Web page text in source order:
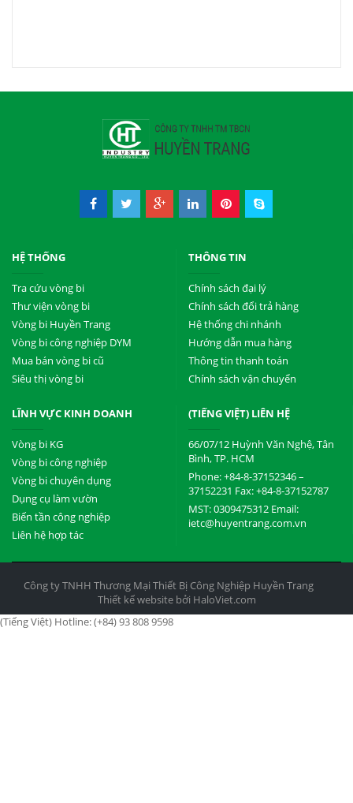
HỆ THỐNG
Tra cứu vòng bi
Thư viện vòng bi
Vòng bi Huyền Trang
Vòng bi công nghiệp DYM
Mua bán vòng bi cũ
Siêu thị vòng bi
THÔNG TIN
Chính sách đại lý
Chính sách đổi trả hàng
Hệ thống chi nhánh
Hướng dẫn mua hàng
Thông tin thanh toán
Chính sách vận chuyển
LĨNH VỰC KINH DOANH
Vòng bi KG
Vòng bi công nghiệp
Vòng bi chuyên dụng
Dụng cụ làm vườn
Biến tần công nghiệp
Liên hệ hợp tác
(TIẾNG VIỆT) LIÊN HỆ
66/07/12 Huỳnh Văn Nghệ, Tân
Bình, TP. HCM
Phone: +84-8-37152346 –
37152231 Fax: +84-8-37152787
MST: 0309475312 Email:
ietc@huyentrang.com.vn
Công ty TNHH Thương Mại Thiết Bị Công Nghiệp Huyền Trang
Thiết kế website bởi HaloViet.com
(Tiếng Việt) Hotline: (+84) 93 808 9598